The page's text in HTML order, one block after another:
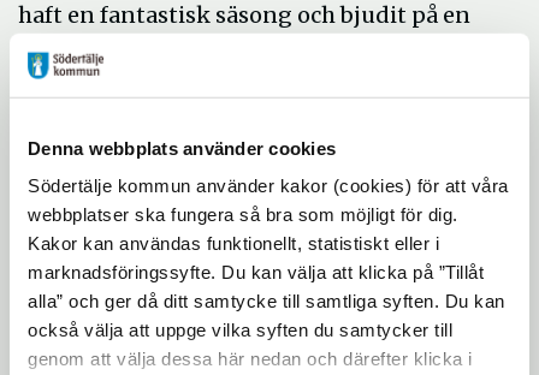
Denna webbplats använder cookies
Södertälje kommun använder kakor (cookies) för att våra
webbplatser ska fungera så bra som möjligt för dig.
Kakor kan användas funktionellt, statistiskt eller i
marknadsföringssyfte. Du kan välja att klicka på ”Tillåt
alla” och ger då ditt samtycke till samtliga syften. Du kan
också välja att uppge vilka syften du samtycker till
genom att välja dessa här nedan och därefter klicka i
haft en fantastisk säsong och bjudit på en
otrolig basketfest i Scaniarinken inför
nästan 12 000 åskådare under de tre
I söndags kväll vann de en finalrysare och
nu på lördag är det dags att fira de svenska
mästarna. Möt laget och ge dem den
uppmärksamhet de förtjänar.
Tid: lördag den 18 maj, kl. 13.00
Plats:Stora torget, Södertälje